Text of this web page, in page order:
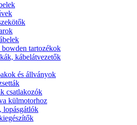
bowden tartozékok
kábelátvezetők
és állványok
csatlakozók
külmotorhoz
lopásgátlók